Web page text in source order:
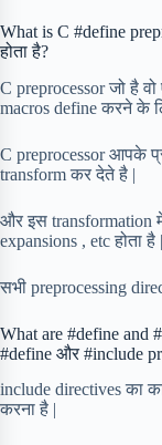
What is C #define
होता है?
C preprocessor जो है
macros define करने के
C preprocessor आपके
transform कर देते है |
और इस transformation
expansions , etc होता है |
सभी preprocessing
What are #define and
#define और #include
include directives का
करना है |